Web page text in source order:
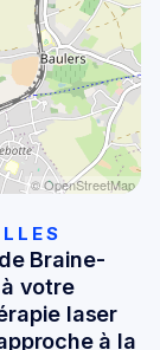
Braine-
votre
laser
à la
© OpenStreetMap